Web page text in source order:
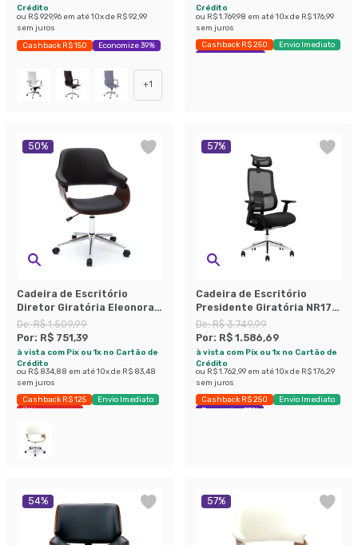
Crédito
ou R$ 929,96 em até10x de R$ 92,99
sem juros
Cashback R$ 150 Economize 39%
+1
Crédito
ou R$ 1.769,98 em até10x de R$ 176,99
sem juros
Cashback R$ 250
Envio Imediato
Economize 58%
50%
Cadeira de Escritório
Diretor Giratória Eleonora
Preta
De:R$ 1.509,99
Por: R$ 751,39
à vista com Pix ou 1x no Cartão de
Crédito
ou R$ 834,88 em até10x de R$ 83,48
sem juros
Cashback R$ 125
Envio Imediato
Últimas peças
57%
Cadeira de Escritório
Presidente Giratória NR17
Leonor Preta
De:R$ 3.749,99
Por: R$ 1.586,69
à vista com Pix ou 1x no Cartão de
Crédito
ou R$ 1.762,99 em até10x de R$ 176,29
sem juros
Cashback R$ 250
Envio Imediato
Economize 57%
54% 57%